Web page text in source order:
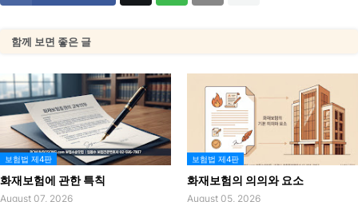
함께 보면 좋은 글
보험법 제4판
화재보험에 관한 특칙
August 07, 2026
보험법 제4판
화재보험의 의의와 요소
August 05, 2026